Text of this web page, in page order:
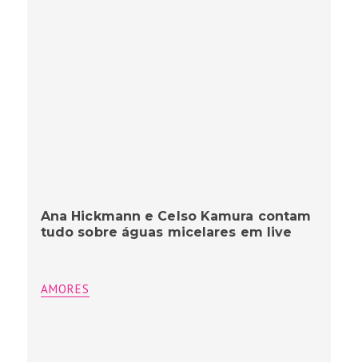
Ana Hickmann e Celso Kamura contam
tudo sobre águas micelares em live
AMORES